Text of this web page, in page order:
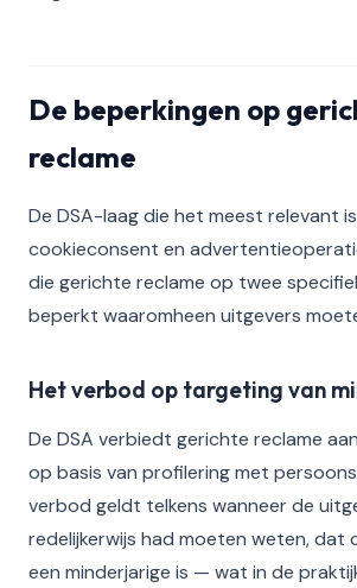
De beperkingen op
reclame
De DSA-laag die het meest relevant
cookieconsent en
die gerichte reclame op twee
beperkt waaromheen uitgevers
Het verbod op targeting van
De DSA verbiedt gerichte reclame aan
op basis van profilering met
verbod geldt telkens wanneer de
redelijkerwijs had moeten weten, dat
een minderjarige is — wat in de